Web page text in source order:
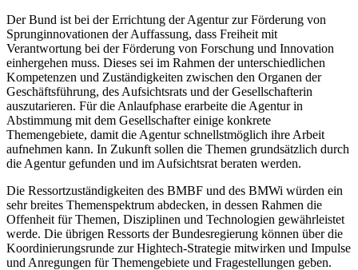
Der Bund ist bei der Errichtung der Agentur zur Förderung von
Sprunginnovationen der Auffassung, dass Freiheit mit
Verantwortung bei der Förderung von Forschung und Innovation
einhergehen muss. Dieses sei im Rahmen der unterschiedlichen
Kompetenzen und Zuständigkeiten zwischen den Organen der
Geschäftsführung, des Aufsichtsrats und der Gesellschafterin
auszutarieren. Für die Anlaufphase erarbeite die Agentur in
Abstimmung mit dem Gesellschafter einige konkrete
Themengebiete, damit die Agentur schnellstmöglich ihre Arbeit
aufnehmen kann. In Zukunft sollen die Themen grundsätzlich durch
die Agentur gefunden und im Aufsichtsrat beraten werden.
Die Ressortzuständigkeiten des BMBF und des BMWi würden ein
sehr breites Themenspektrum abdecken, in dessen Rahmen die
Offenheit für Themen, Disziplinen und Technologien gewährleistet
werde. Die übrigen Ressorts der Bundesregierung können über die
Koordinierungsrunde zur Hightech-Strategie mitwirken und Impulse
und Anregungen für Themengebiete und Fragestellungen geben.